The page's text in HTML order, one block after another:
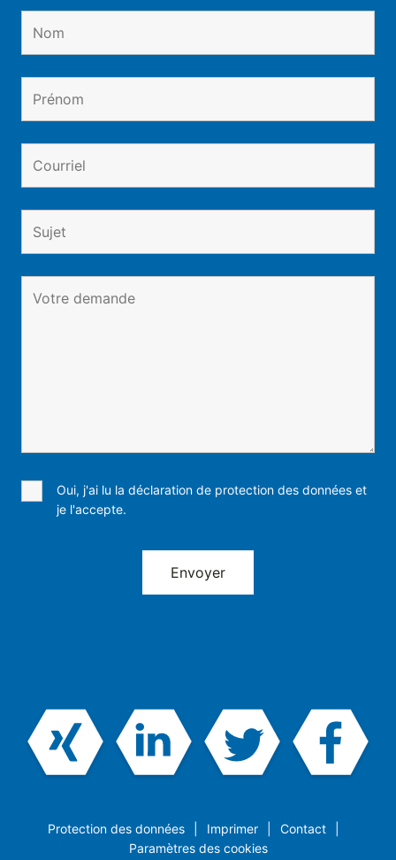
Oui, j'ai lu la déclaration de protection des données et
je l'accepte.
Protection des données Imprimer
Contact
Paramètres des cookies